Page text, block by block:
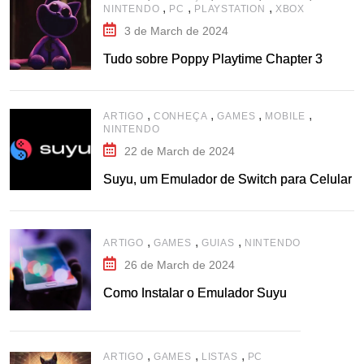
NINTENDO , PC , PLAYSTATION , XBOX
3 de March de 2024
Tudo sobre Poppy Playtime Chapter 3
ARTIGO , CONHEÇA ,GAMES , MOBILE ,
NINTENDO
22 de March de 2024
Suyu, um Emulador de Switch para Celular
ARTIGO , GAMES , GUIAS , NINTENDO
26 de March de 2024
Como Instalar o Emulador Suyu
ARTIGO , GAMES , LISTAS , PC